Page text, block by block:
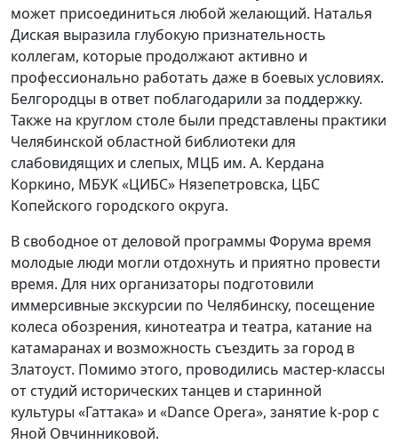
может присоединиться любой желающий. Наталья
Диская выразила глубокую признательность
коллегам, которые продолжают активно и
профессионально работать даже в боевых условиях.
Белгородцы в ответ поблагодарили за поддержку.
Также на круглом столе были представлены практики
Челябинской областной библиотеки для
слабовидящих и слепых, МЦБ им. А. Кердана
Коркино, МБУК «ЦИБС» Нязепетровска, ЦБС
Копейского городского округа.
В свободное от деловой программы Форума время
молодые люди могли отдохнуть и приятно провести
время. Для них организаторы подготовили
иммерсивные экскурсии по Челябинску, посещение
колеса обозрения, кинотеатра и театра, катание на
катамаранах и возможность съездить за город в
Златоуст. Помимо этого, проводились мастер-классы
от студий исторических танцев и старинной
культуры «Гаттака» и «Dance Opera», занятие k-pop с
Яной Овчинниковой.